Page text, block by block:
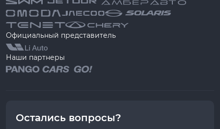
Официальный представитель
Наши партнеры
Остались вопросы?